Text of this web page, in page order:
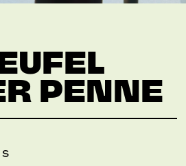
PENNE